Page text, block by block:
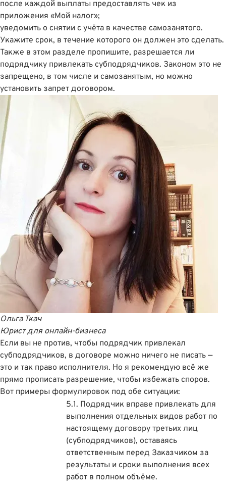
после каждой выплаты предоставлять чек из
приложения «Мой налог»;
уведомить о снятии с учёта в качестве самозанятого.
Укажите срок, в течение которого он должен это сделать.
Также в этом разделе пропишите, разрешается ли
подрядчику привлекать субподрядчиков. Законом это не
запрещено, в том числе и самозанятым, но можно
установить запрет договором.
Ольга Ткач
Юрист для онлайн-бизнеса
Если вы не против, чтобы подрядчик привлекал
субподрядчиков, в договоре можно ничего не писать —
это и так право исполнителя. Но я рекомендую всё же
прямо прописать разрешение, чтобы избежать споров.
Вот примеры формулировок под обе ситуации:
5.1. Подрядчик вправе привлекать для
выполнения отдельных видов работ по
настоящему договору третьих лиц
(субподрядчиков), оставаясь
ответственным перед Заказчиком за
результаты и сроки выполнения всех
работ в полном объёме.